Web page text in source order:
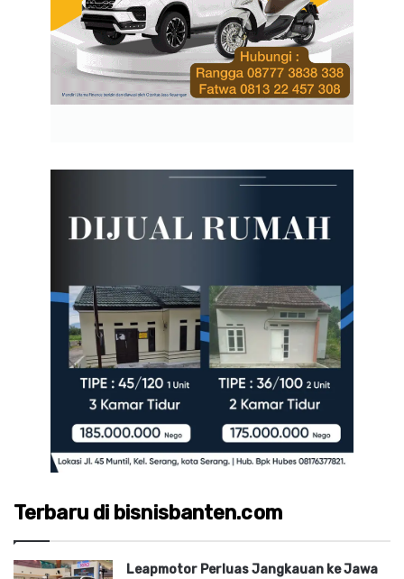
Terbaru di bisnisbanten.com
Leapmotor Perluas Jangkauan ke Jawa